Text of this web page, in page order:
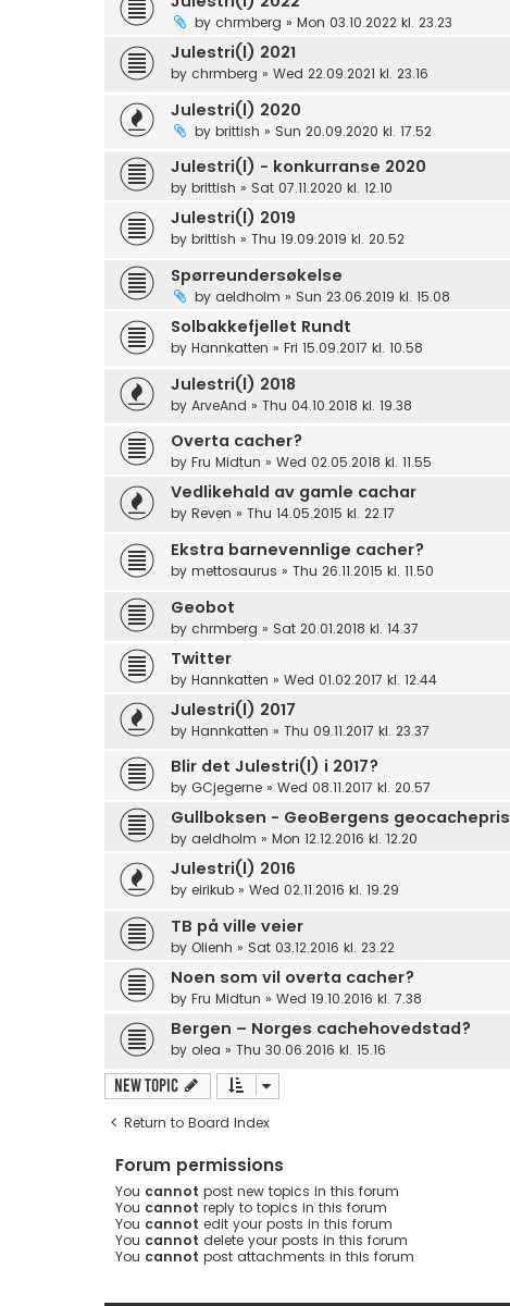
by chrmberg » Mon 03.10.2022 kl. 23.23
Julestri(l) 2021
by chrmberg » Wed 22.09.2021 kl. 23.16
Julestri(l) 2020
by brittish » Sun 20.09.2020 kl. 17.52
Julestri(l) - konkurranse 2020
by brittish » Sat 07.11.2020 kl. 12.10
Julestri(l) 2019
by brittish » Thu 19.09.2019 kl. 20.52
Spørreundersøkelse
by aeldholm » Sun 23.06.2019 kl. 15.08
Solbakkefjellet Rundt
by Hannkatten » Fri 15.09.2017 kl. 10.58
Julestri(l) 2018
by ArveAnd » Thu 04.10.2018 kl. 19.38
Overta cacher?
by Fru Midtun » Wed 02.05.2018 kl. 11.55
Vedlikehald av gamle cachar
by Reven » Thu 14.05.2015 kl. 22.17
Ekstra barnevennlige cacher?
by mettosaurus » Thu 26.11.2015 kl. 11.50
Geobot
by chrmberg » Sat 20.01.2018 kl. 14.37
Twitter
by Hannkatten » Wed 01.02.2017 kl. 12.44
Julestri(l) 2017
by Hannkatten » Thu 09.11.2017 kl. 23.37
Blir det Julestri(l) i 2017?
by GCjegerne » Wed 08.11.2017 kl. 20.57
Gullboksen - GeoBergens geocachepris
by aeldholm » Mon 12.12.2016 kl. 12.20
Julestri(l) 2016
by eirikub » Wed 02.11.2016 kl. 19.29
TB på ville veier
by Olienh » Sat 03.12.2016 kl. 23.22
Noen som vil overta cacher?
by Fru Midtun » Wed 19.10.2016 kl. 7.38
Bergen – Norges cachehovedstad?
by olea » Thu 30.06.2016 kl. 15.16
New Topic
Return to Board Index
Forum permissions
You cannot post new topics in this forum
You cannot reply to topics in this forum
You cannot edit your posts in this forum
You cannot delete your posts in this forum
You cannot post attachments in this forum